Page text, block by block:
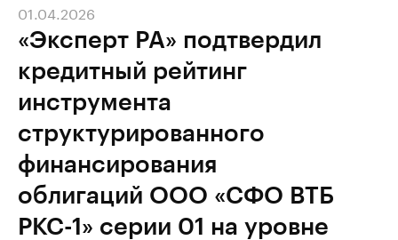
«Эксперт РА» подтвердил
кредитный рейтинг
инструмента
структурированного
финансирования
облигаций ООО «СФО ВТБ
РКС-1» серии 01 на уровне
01.04.2026